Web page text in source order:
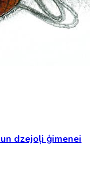
dzejoļi ģimenei